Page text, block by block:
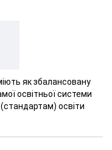
як збалансовану
освітньої системи
освіти